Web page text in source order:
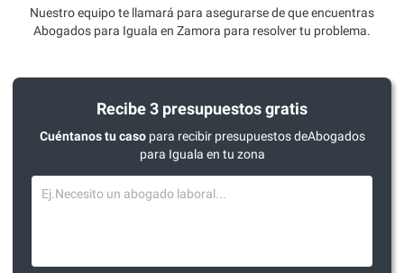
Nuestro equipo te llamará para asegurarse de que encuentras
Abogados para Iguala en Zamora para resolver tu problema.
Recibe 3 presupuestos gratis
Cuéntanos tu casopara recibir presupuestos deAbogados
para Iguala en tu zona